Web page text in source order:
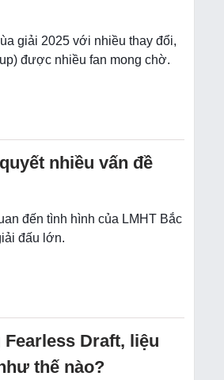
giải 2025 với nhiều thay đổi,
được nhiều fan mong chờ.
nhiều vấn đề
đến tình hình của LMHT Bắc
đấu lớn.
Draft, liệu
thế nào?